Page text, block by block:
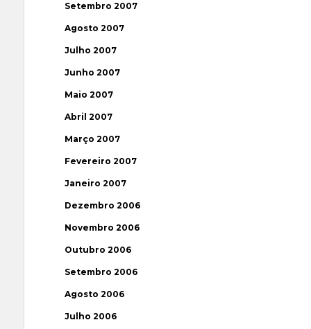
Setembro 2007
Agosto 2007
Julho 2007
Junho 2007
Maio 2007
Abril 2007
Março 2007
Fevereiro 2007
Janeiro 2007
Dezembro 2006
Novembro 2006
Outubro 2006
Setembro 2006
Agosto 2006
Julho 2006